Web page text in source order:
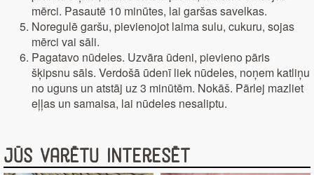
mērci. Pasautē 10 minūtes, lai garšas savelkas.
Noregulē garšu, pievienojot laima sulu, cukuru, sojas
mērci vai sāli.
Pagatavo nūdeles. Uzvāra ūdeni, pievieno pāris
šķipsnu sāls. Verdošā ūdenī liek nūdeles, noņem katliņu
no uguns un atstāj uz 3 minūtēm. Nokāš. Pārlej mazliet
eļļas un samaisa, lai nūdeles nesaliptu.
Jūs varētu interesēt